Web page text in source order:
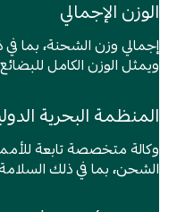
الوزن الإجمالي
إجمالي وزن الشحنة، بما في
ويمثل الوزن الكامل
المنظمة البحرية الدولية IMO
وكالة متخصصة تابعة
الشحن، بما في ذلك السلامة